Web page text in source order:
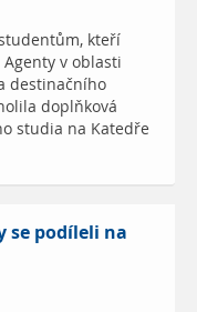
kteří
v oblasti
destinačního
doplňková
studia na Katedře
se podíleli na